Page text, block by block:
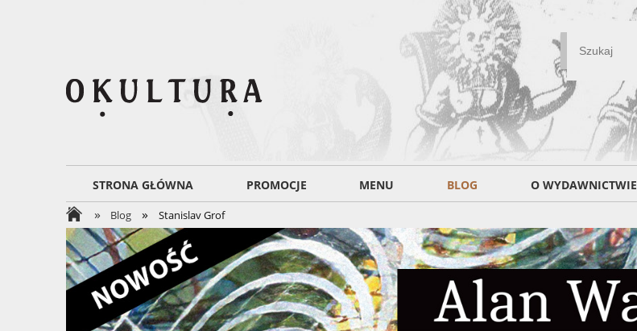
STRONA GŁÓWNA PROMOCJE MENU BLOG O WYDAWNICTWIE
» Blog » Stanislav Grof